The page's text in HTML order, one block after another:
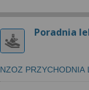
Poradnia
NZOZ PRZYCHODNIA